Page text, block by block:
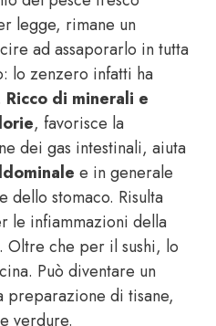
legge, rimane un
ad assaporarlo in tutta
lo zenzero infatti ha
Ricco di minerali e
, favorisce la
dei gas intestinali, aiuta
e in generale
dello stomaco. Risulta
le infiammazioni della
Oltre che per il sushi, lo
Può diventare un
di tisane,
verdure.